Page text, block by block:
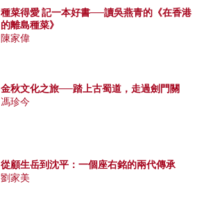
種菜得愛 記一本好書──讀吳燕青的《在香港
的離島種菜》
陳家偉
金秋文化之旅──踏上古蜀道，走過劍門關
馮珍今
從顧生岳到沈平：一個座右銘的兩代傳承
劉家美